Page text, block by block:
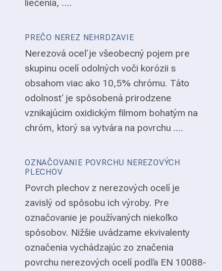
liečenia, ....
PREČO NEREZ NEHRDZAVIE
Nerezová oceľ je všeobecný pojem pre
skupinu ocelí odolných voči korózii s
obsahom viac ako 10,5% chrómu. Táto
odolnosť je spôsobená prirodzene
vznikajúcim oxidickým filmom bohatým na
chróm, ktorý sa vytvára na povrchu ....
OZNAČOVANIE POVRCHU NEREZOVÝCH
PLECHOV
Povrch plechov z nerezových ocelí je
zavislý od spôsobu ich výroby. Pre
označovanie je používaných niekoľko
spôsobov. Nižšie uvádzame ekvivalenty
označenia vychádzajúc zo značenia
povrchu nerezových ocelí podľa EN 10088-